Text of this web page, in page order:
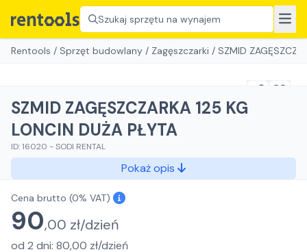
Szukaj sprzętu na wynajem
Rentools / Sprzęt budowlany / Zagęszczarki / SZMID
SZMID ZAGĘSZCZARKA 125 KG
LONCIN DUŻA PŁYTA
ID:16020 -SODI RENTAL
Pokaż opis
Cena brutto (0% VAT)
90,00 zł/dzień
od 2 dni: 80,00 zł/dzień